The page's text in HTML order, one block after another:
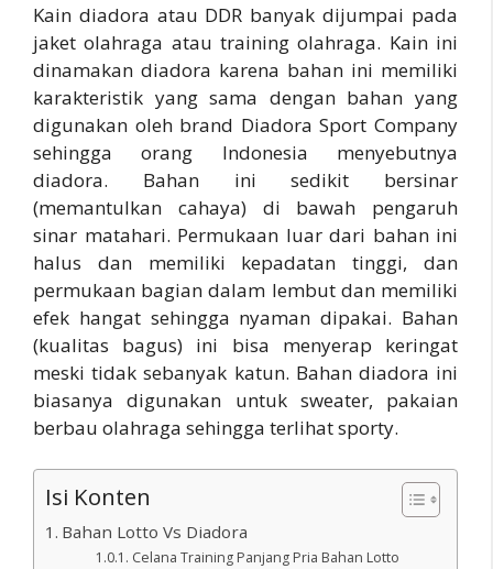
Kain diadora atau DDR banyak dijumpai pada
jaket olahraga atau training olahraga. Kain ini
dinamakan diadora karena bahan ini memiliki
karakteristik yang sama dengan bahan yang
digunakan oleh brand Diadora Sport Company
sehingga orang Indonesia menyebutnya
diadora. Bahan ini sedikit bersinar
(memantulkan cahaya) di bawah pengaruh
sinar matahari. Permukaan luar dari bahan ini
halus dan memiliki kepadatan tinggi, dan
permukaan bagian dalam lembut dan memiliki
efek hangat sehingga nyaman dipakai. Bahan
(kualitas bagus) ini bisa menyerap keringat
meski tidak sebanyak katun. Bahan diadora ini
biasanya digunakan untuk sweater, pakaian
berbau olahraga sehingga terlihat sporty.
Isi Konten
Bahan Lotto Vs Diadora
Celana Training Panjang Pria Bahan Lotto